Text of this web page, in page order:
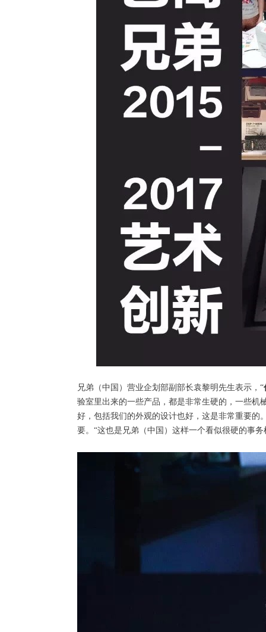
兄弟（中国）营业企划部副部长袁黎明先生表示，“
验室里出来的一些产品，都是非常生硬的，一些机
好，包括我们的外观的设计也好，这是非常重要的
要。“这也是兄弟（中国）这样一个看似很硬的事